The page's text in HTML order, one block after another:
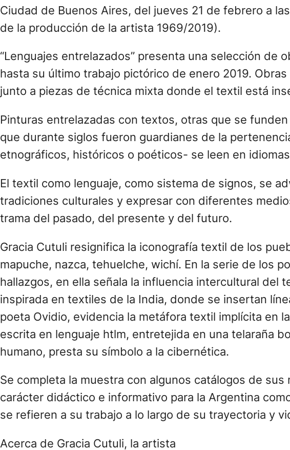
Ciudad de Buenos Aires, del jueves 21 de febrero a
de la producción de la artista 1969/2019).
“Lenguajes entrelazados” presenta una selección de
hasta su último trabajo pictórico de enero 2019.
junto a piezas de técnica mixta donde el textil está
Pinturas entrelazadas con textos, otras que se
que durante siglos fueron guardianes de la
etnográficos, históricos o poéticos- se leen en
El textil como lenguaje, como sistema de signos, se
tradiciones culturales y expresar con diferentes
trama del pasado, del presente y del futuro.
Gracia Cutuli resignifica la iconografía textil de los
mapuche, nazca, tehuelche, wichí. En la serie de los
hallazgos, en ella señala la influencia intercultural
inspirada en textiles de la India, donde se insertan
poeta Ovidio, evidencia la metáfora textil implícita en
escrita en lenguaje htlm, entretejida en una telaraña
humano, presta su símbolo a la cibernética.
Se completa la muestra con algunos catálogos de
carácter didáctico e informativo para la Argentina
se refieren a su trabajo a lo largo de su trayectoria y
Acerca de Gracia Cutuli, la artista